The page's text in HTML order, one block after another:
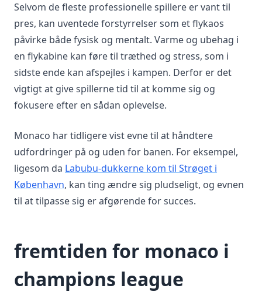
Selvom de fleste professionelle spillere er vant til
pres, kan uventede forstyrrelser som et flykaos
påvirke både fysisk og mentalt. Varme og ubehag i
en flykabine kan føre til træthed og stress, som i
sidste ende kan afspejles i kampen. Derfor er det
vigtigt at give spillerne tid til at komme sig og
fokusere efter en sådan oplevelse.
Monaco har tidligere vist evne til at håndtere
udfordringer på og uden for banen. For eksempel,
ligesom da Labubu-dukkerne kom til Strøget i
København, kan ting ændre sig pludseligt, og evnen
til at tilpasse sig er afgørende for succes.
fremtiden for monaco i
champions league